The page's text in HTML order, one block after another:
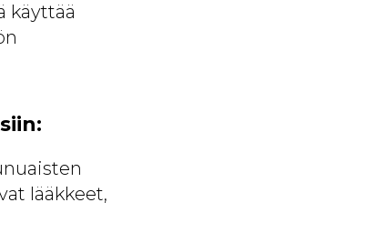
käyttää
lääkkeet,